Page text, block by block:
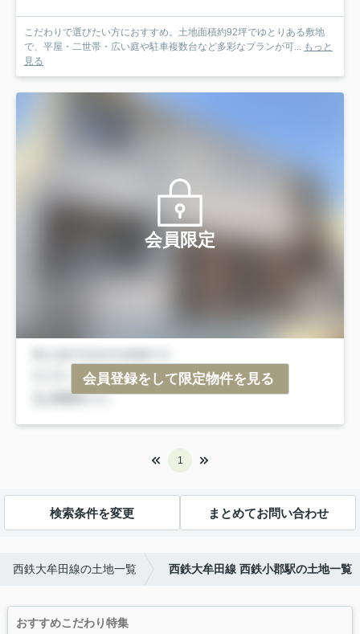
こだわりで選びたい方におすすめ。土地面積約92坪でゆとりある敷地
で、平屋・二世帯・広い庭や駐車複数台など多彩なプランが可... もっと
見る
会員限定
会員登録をして限定物件を見る
1
検索条件を変更 まとめてお問い合わせ
西鉄大牟田線の土地一覧 西鉄大牟田線 西鉄小郡駅の土地一覧
おすすめこだわり特集